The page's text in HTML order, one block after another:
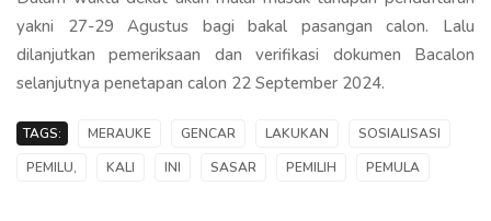
yakni 27-29 Agustus bagi bakal pasangan calon. Lalu
dilanjutkan pemeriksaan dan verifikasi dokumen Bacalon
selanjutnya penetapan calon 22 September 2024.
TAGS: MERAUKE GENCAR LAKUKAN
SOSIALISASI
PEMILU,
KALI INI SASAR PEMILIH PEMULA